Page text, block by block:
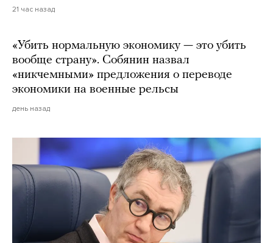
21 час назад
«Убить нормальную экономику — это убить
вообще страну». Собянин назвал
«никчемными» предложения о переводе
экономики на военные рельсы
день назад